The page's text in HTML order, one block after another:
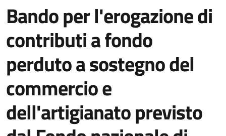
Bando per l'erogazione di
contributi a fondo
perduto a sostegno del
commercio e
dell'artigianato previsto